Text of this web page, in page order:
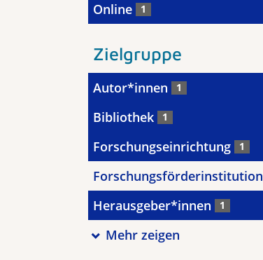
Online 1
Zielgruppe
Autor*innen 1
Bibliothek 1
Forschungseinrichtung 1
Forschungsförderinstitution
Herausgeber*innen 1
Mehr zeigen